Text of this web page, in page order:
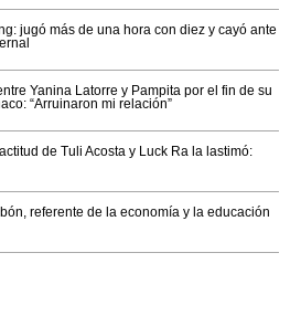
jugó más de una hora con diez y cayó ante
Yanina Latorre y Pampita por el fin de su
“Arruinaron mi relación”
de Tuli Acosta y Luck Ra la lastimó:
referente de la economía y la educación